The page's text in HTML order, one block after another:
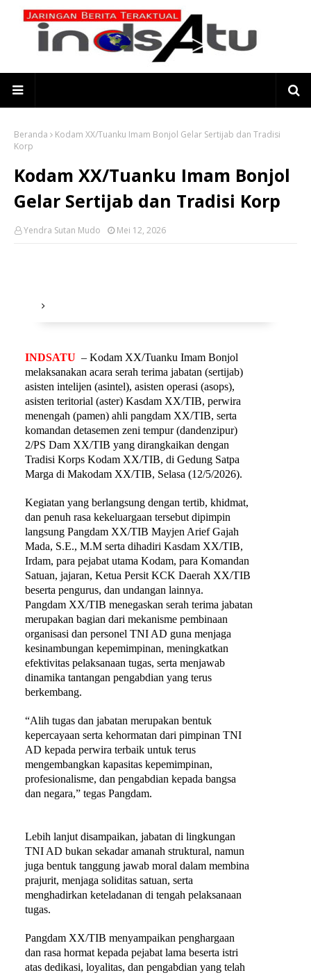
Beranda
Kodam XX/Tuanku Imam Bonjol Gelar Sertijab dan Tradisi
Korp
Kodam XX/Tuanku Imam Bonjol
Gelar Sertijab dan Tradisi Korp
Yendra Sutan Mudo Mei 12, 2026
INDSATU – Kodam XX/Tuanku Imam Bonjol
melaksanakan acara serah terima jabatan (sertijab)
asisten intelijen (asintel), asisten operasi (asops),
asisten teritorial (aster) Kasdam XX/TIB, perwira
menengah (pamen) ahli pangdam XX/TIB, serta
komandan detasemen zeni tempur (dandenzipur)
2/PS Dam XX/TIB yang dirangkaikan dengan
Tradisi Korps Kodam XX/TIB, di Gedung Satpa
Marga di Makodam XX/TIB, Selasa (12/5/2026).
Kegiatan yang berlangsung dengan tertib, khidmat,
dan penuh rasa kekeluargaan tersebut dipimpin
langsung Pangdam XX/TIB Mayjen Arief Gajah
Mada, S.E., M.M serta dihadiri Kasdam XX/TIB,
Irdam, para pejabat utama Kodam, para Komandan
Satuan, jajaran, Ketua Persit KCK Daerah XX/TIB
beserta pengurus, dan undangan lainnya.
Pangdam XX/TIB menegaskan serah terima jabatan
merupakan bagian dari mekanisme pembinaan
organisasi dan personel TNI AD guna menjaga
kesinambungan kepemimpinan, meningkatkan
efektivitas pelaksanaan tugas, serta menjawab
dinamika tantangan pengabdian yang terus
berkembang.
“Alih tugas dan jabatan merupakan bentuk
kepercayaan serta kehormatan dari pimpinan TNI
AD kepada perwira terbaik untuk terus
mengembangkan kapasitas kepemimpinan,
profesionalisme, dan pengabdian kepada bangsa
dan negara,” tegas Pangdam.
Lebih lanjut disampaikan, jabatan di lingkungan
TNI AD bukan sekadar amanah struktural, namun
juga bentuk tanggung jawab moral dalam membina
prajurit, menjaga soliditas satuan, serta
menghadirkan keteladanan di tengah pelaksanaan
tugas.
Pangdam XX/TIB menyampaikan penghargaan
dan rasa hormat kepada pejabat lama beserta istri
atas dedikasi, loyalitas, dan pengabdian yang telah